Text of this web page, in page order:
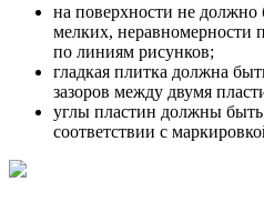
на поверхности не
мелких, неравномерности
по линиям рисунков;
гладкая плитка должна
зазоров между двумя
углы пластин должны
соответствии с